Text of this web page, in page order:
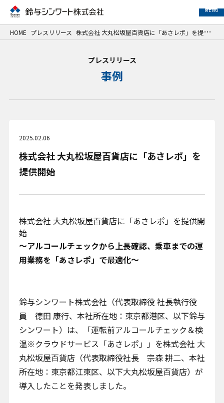
MENU
事例紹介
サステナビリティ
HOME プレスリリース 株式会社 大丸松坂屋百貨店に「あさレポ」を提供開始
プレスリリース
事例
2025.02.06
株式会社 大丸松坂屋百貨店に「あさレポ」を
提供開始
株式会社 大丸松坂屋百貨店に「あさレポ」を提供開
始
～アルコールチェックから上長確認、乗車までの運
用業務を「あさレポ」で最適化～
鈴与シンワート株式会社（代表取締役 社長執行役
員 德田 康行、本社所在地：東京都港区、以下鈴与
シンワート）は、「運転前アルコールチェック＆検
温※クラウドサービス「あさレポ」」を株式会社 大
丸松坂屋百貨店（代表取締役社長 宗森 耕二、本社
所在地：東京都江東区、以下大丸松坂屋百貨店）が
導入したことを発表しました。